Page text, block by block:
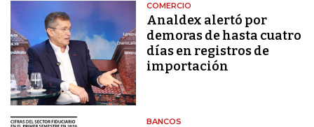
COMERCIO
Analdex alertó por
demoras de hasta cuatro
días en registros de
importación
BANCOS